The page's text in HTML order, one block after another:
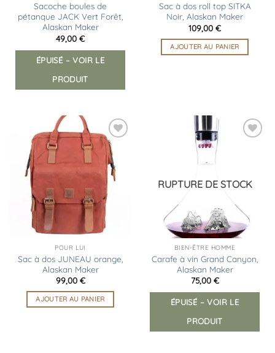
Sacoche boules de
pétanque JACK Vert Forêt,
Alaskan Maker
49,00 €
ÉPUISÉ – VOIR LE
PRODUIT
Sac à dos roll top SITKA
Noir, Alaskan Maker
109,00 €
AJOUTER AU PANIER
Ajouter
à la
liste
d’envies
POUR LUI
Sac à dos JUNEAU orange,
Alaskan Maker
99,00 €
AJOUTER AU PANIER
RUPTURE DE STOCK
BIEN-ÊTRE HOMME
Carafe à vin Grand Canyon,
Alaskan Maker
75,00 €
ÉPUISÉ – VOIR LE
PRODUIT